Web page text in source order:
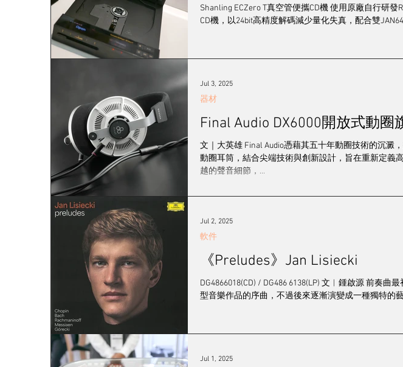
工廠專訪 音響展
Shanling ECZero T真空管便攜CD機 使用原廠自行研
CD機，以24bit高精度解碼減少量化失真，配合雙
Final Audio DX6000開放式動
文｜大英雄 Final Audio憑藉其五十年動圈技術的沉澱
動圈耳筒，結合尖端技術與創新設計，旨在重新定義
越的聲音細節，...
器材
Jul 3, 2025
《Preludes》Jan Lisiecki
DG4866018(CD) / DG486 6138(LP) 文︱鍾啟源 前奏
型音樂作品的序曲，不過後來逐漸演變成一種獨特的
軟件
Jul 2, 2025
Jul 1, 2025